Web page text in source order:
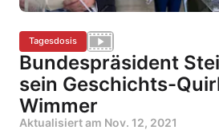
Tagesdosis
Bundespräsident
sein Geschichts-
Wimmer
Aktualisiert am Nov. 12, 2021